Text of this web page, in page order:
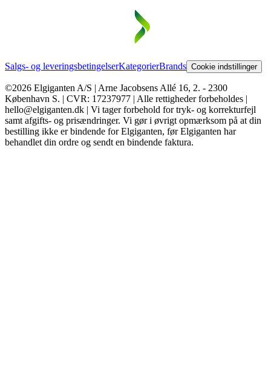
Salgs- og leveringsbetingelserKategorierBrands Cookie indstillinger
©2026 Elgiganten A/S | Arne Jacobsens Allé 16, 2. - 2300
København S. | CVR: 17237977 | Alle rettigheder forbeholdes |
hello@elgiganten.dk | Vi tager forbehold for tryk- og korrekturfejl
samt afgifts- og prisændringer. Vi gør i øvrigt opmærksom på at din
bestilling ikke er bindende for Elgiganten, før Elgiganten har
behandlet din ordre og sendt en bindende faktura.